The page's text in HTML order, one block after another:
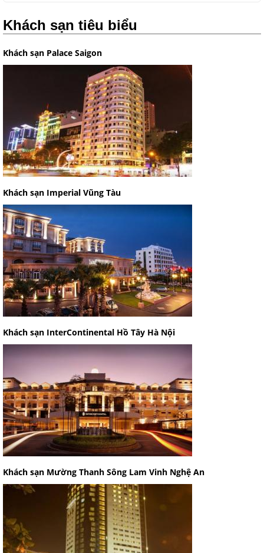
Khách sạn tiêu biểu
Khách sạn Palace Saigon
Khách sạn Imperial Vũng Tàu
Khách sạn InterContinental Hồ Tây Hà Nội
Khách sạn Mường Thanh Sông Lam Vinh Nghệ An